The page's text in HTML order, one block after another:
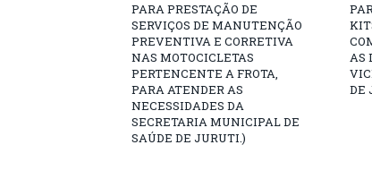
PARA PRESTAÇÃO DE
SERVIÇOS DE MANUTENÇÃO
PREVENTIVA E CORRETIVA
NAS MOTOCICLETAS
PERTENCENTE A FROTA,
PARA ATENDER AS
NECESSIDADES DA
SECRETARIA MUNICIPAL DE
SAÚDE DE JURUTI.)
AS
DE